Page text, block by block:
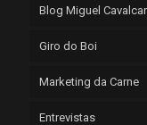
Blog Miguel
Giro do Boi
Marketing da Carne
Entrevistas